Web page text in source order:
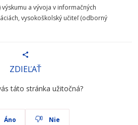
a vývoja v informačných
vysokoškolský učiteľ (odborný
ZDIEĽAŤ
táto stránka užitočná?
Áno Nie